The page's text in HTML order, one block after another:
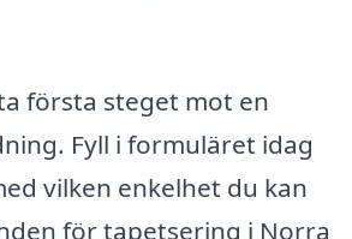
första steget mot en
Fyll i formuläret idag
vilken enkelhet du kan
för tapetsering i Norra